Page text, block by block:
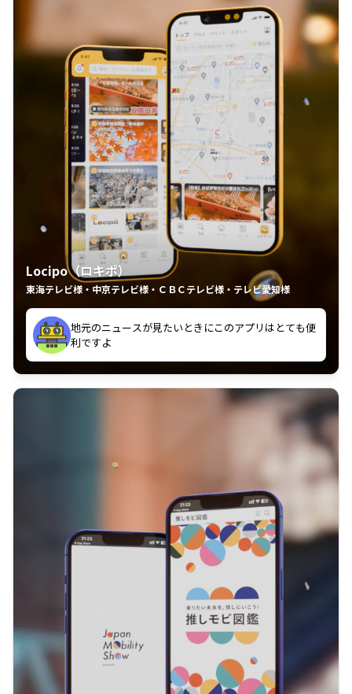
Locipo（ロキポ）
東海テレビ様・中京テレビ様・ＣＢＣテレビ様・テレビ愛知様
中京テレビのおもしろ番組が視聴可能地域外からも見
れるの嬉しいポイント
いつも利用させていただいております！